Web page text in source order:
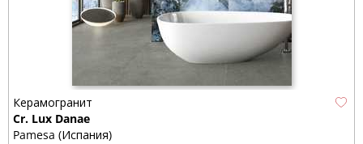
Керамогранит
Cr. Lux Danae
Pamesa (Испания)